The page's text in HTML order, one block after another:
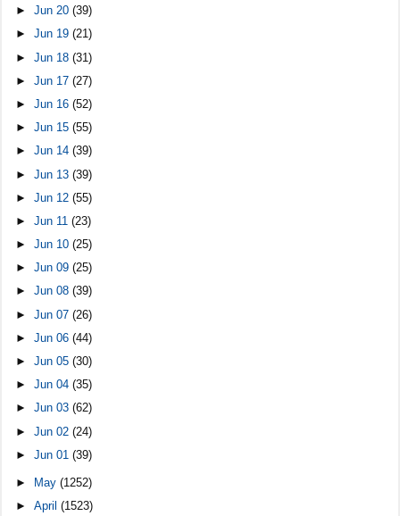
►Jun 20(39)
►Jun 19(21)
►Jun 18(31)
►Jun 17(27)
►Jun 16(52)
►Jun 15(55)
►Jun 14(39)
►Jun 13(39)
►Jun 12(55)
►Jun 11(23)
►Jun 10(25)
►Jun 09(25)
►Jun 08(39)
►Jun 07(26)
►Jun 06(44)
►Jun 05(30)
►Jun 04(35)
►Jun 03(62)
►Jun 02(24)
►Jun 01(39)
► May(1252)
►April(1523)